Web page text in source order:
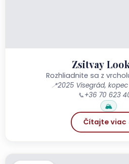
Zsitvay
Rozhliadnite sa z
📍2025 Visegrád,
📞+36 70 623
🏔️
Čítajte viac